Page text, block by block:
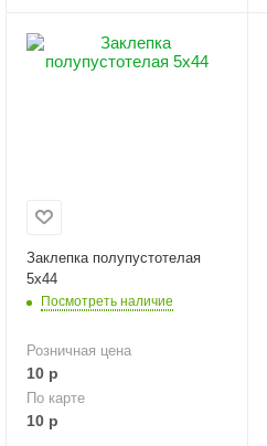
Заклепка полупустотелая
5х44
Посмотреть наличие
Розничная цена
10 р
По карте
10 р